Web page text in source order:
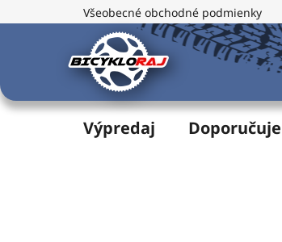
na
Všeobecné obchodné podmienky
Výpredaj